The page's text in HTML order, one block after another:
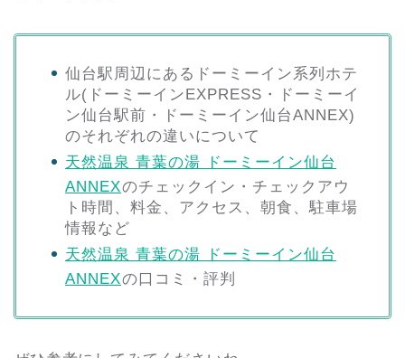
仙台駅周辺にあるドーミーイン系列ホテ
ル(ドーミーインEXPRESS・ドーミーイ
ン仙台駅前・ドーミーイン仙台ANNEX)
のそれぞれの違いについて
天然温泉 青葉の湯 ドーミーイン仙台
ANNEXのチェックイン・チェックアウ
ト時間、料金、アクセス、朝食、駐車場
情報など
天然温泉 青葉の湯 ドーミーイン仙台
ANNEXの口コミ・評判